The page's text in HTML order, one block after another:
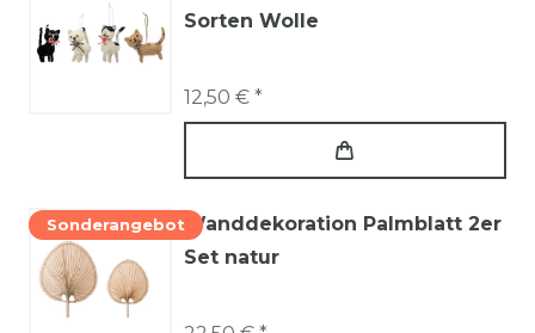
Sorten Wolle
12,50 € *
SonderangebotWanddekoration Palmblatt 2er
Set natur